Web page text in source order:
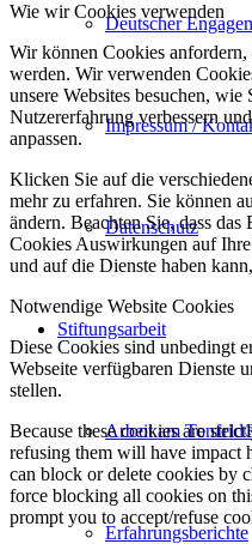
Deutscher
Impressum /
Datenschutz
Stiftungsarbeit
Arbeit am
Erfahrungsberichte
Wie wir Cookies verwenden
Wir können Cookies
werden. Wir verwenden
unsere Websites besuchen,
Nutzererfahrung verbessern
anpassen.
Klicken Sie auf die
mehr zu erfahren. Sie können
ändern. Beachten Sie, dass
Cookies Auswirkungen auf
und auf die Dienste haben
Notwendige Website Cookies
Diese Cookies sind unbedingt
Webseite verfügbaren Dienste
stellen.
Because these cookies are
refusing them will have impact
can block or delete cookies by
force blocking all cookies on
prompt you to accept/refuse